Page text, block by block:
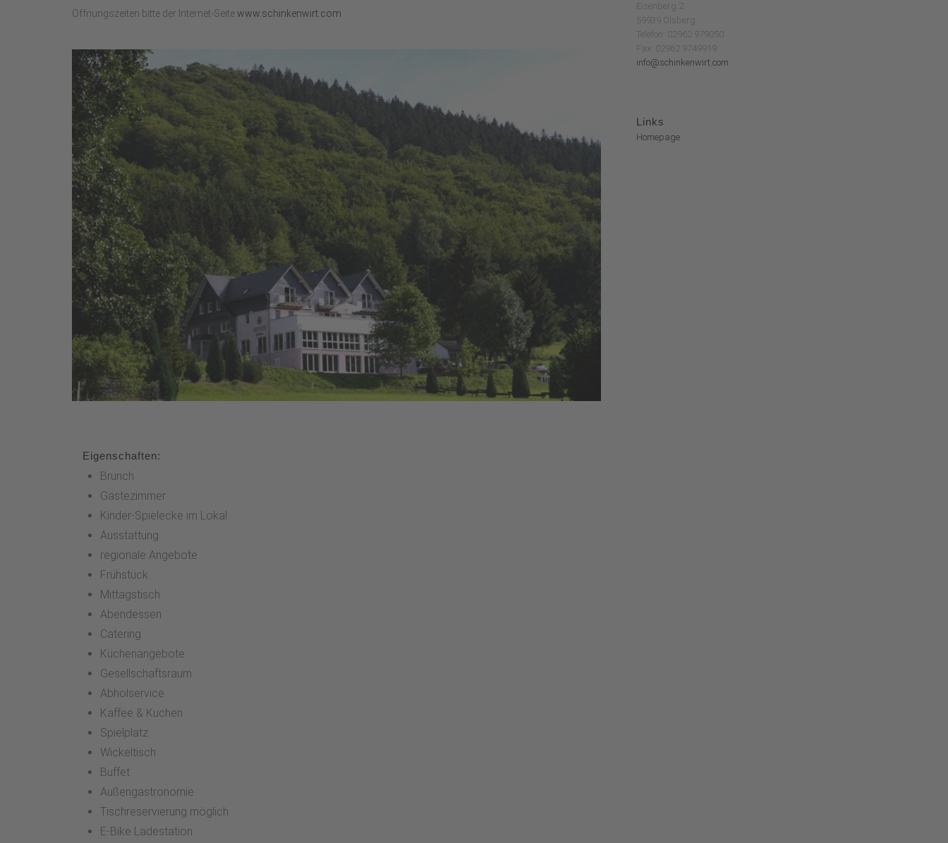
Öffnungszeiten bitte der Internet-Seitewww.schinkenwirt.com
Eisenberg 2
59939 Olsberg
Telefon: 02962 979050
Fax: 02962 9749919
info@schinkenwirt.com
Links
Homepage
Eigenschaften:
Brunch
Gästezimmer
Kinder-Spielecke im Lokal
Ausstattung
regionale Angebote
Frühstück
Mittagstisch
Abendessen
Catering
Küchenangebote
Gesellschaftsraum
Abholservice
Kaffee & Kuchen
Spielplatz
Wickeltisch
Buffet
Außengastronomie
Tischreservierung möglich
E-Bike Ladestation